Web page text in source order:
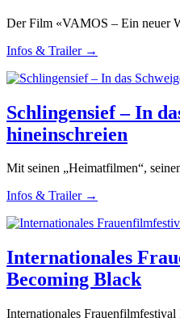
Der Film «VAMOS – Ein neuer
Infos & Trailer →
Schlingensief – In
hineinschreien
Mit seinen „Heimatfilmen“,
Infos & Trailer →
Internationales
Becoming Black
Internationales